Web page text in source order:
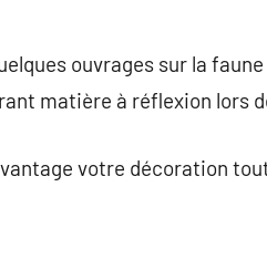
ouvrages sur la
matière à réflexion lors
votre décoration